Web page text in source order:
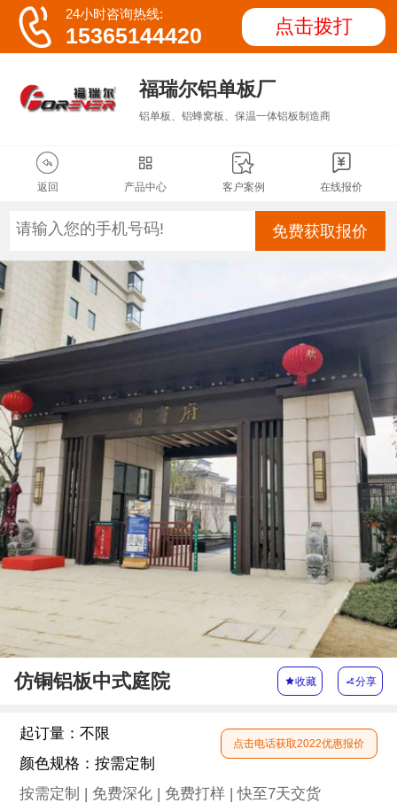
 24小时咨询热线:
15365144420 点击拨打
福瑞尔铝单板厂
铝单板、铝蜂窝板、保温一体铝板制造商

返回

产品中心

客户案例

在线报价
免费获取报价
仿铜铝板中式庭院 收藏 分享
起订量：不限
颜色规格：按需定制
按需定制 | 免费深化 | 免费打样 | 快至7天交货
点击电话获取2022优惠报价